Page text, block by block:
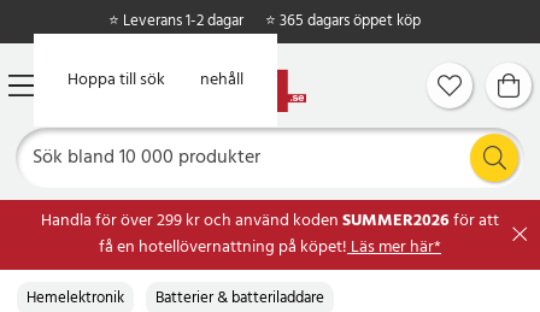
Hoppa till huvudinnehåll
Hoppa till sök
⭐ Leverans 1-2 dagar ⭐ 365 dagars öppet köp
Handla för över 299 kr och använd kodenSUMMER2026för att
få en hotellövernattning på köpet!Läs mer här*
Hemelektronik Batterier & batteriladdare